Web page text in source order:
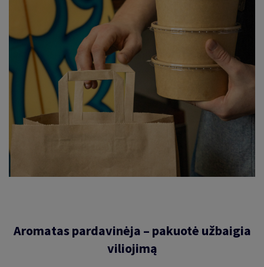
Aromatas pardavinėja – pakuotė užbaigia
viliojimą